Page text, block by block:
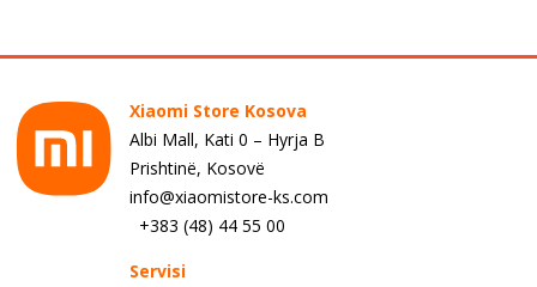
Xiaomi Store Kosova
Albi Mall, Kati 0 – Hyrja B
Prishtinë, Kosovë
info@xiaomistore-ks.com
+383 (48) 44 55 00
Servisi